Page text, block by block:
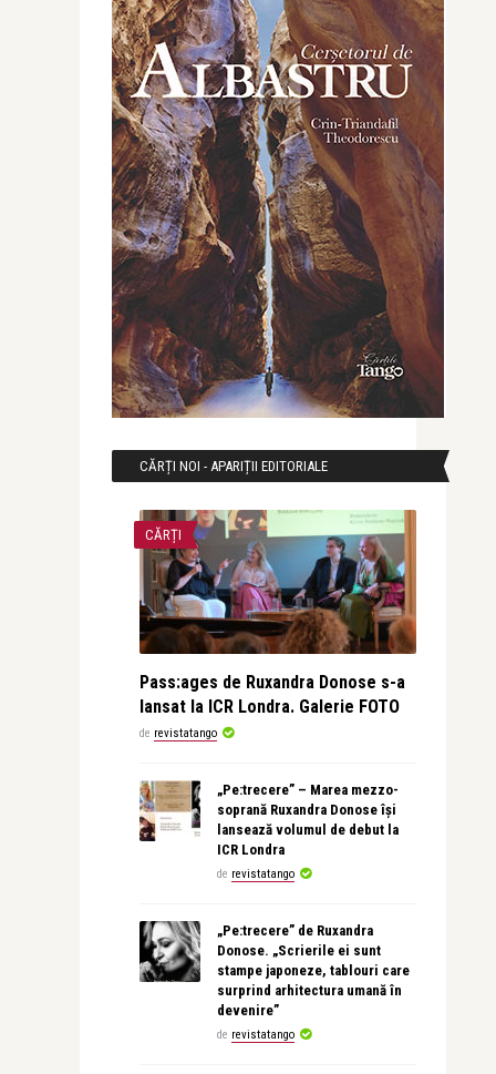
CĂRȚI NOI - APARIȚII EDITORIALE
CĂRȚI
Pass:ages de Ruxandra Donose s-a
lansat la ICR Londra. Galerie FOTO
de revistatango
„Pe:trecere” – Marea mezzo-
soprană Ruxandra Donose își
lansează volumul de debut la
ICR Londra
de revistatango
„Pe:trecere” de Ruxandra
Donose. „Scrierile ei sunt
stampe japoneze, tablouri care
surprind arhitectura umană în
devenire”
de revistatango